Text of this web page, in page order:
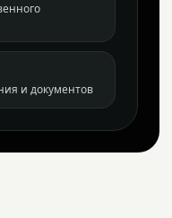
и документов